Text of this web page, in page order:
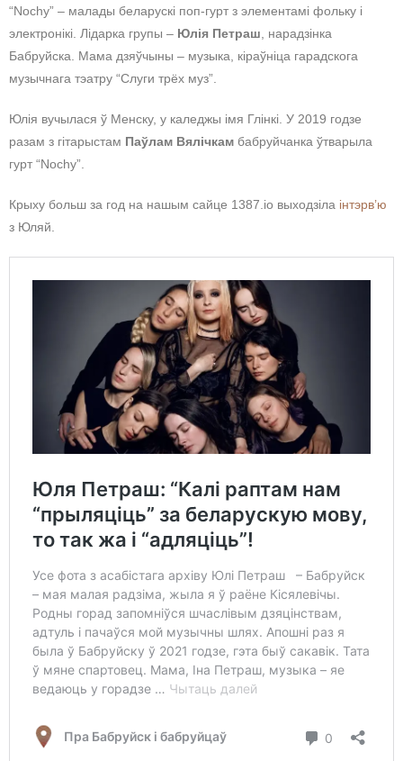
“Nochy” – малады беларускі поп-гурт з элементамі фольку і
электронікі. Лідарка групы – Юлія Петраш , нарадзінка
Бабруйска. Мама дзяўчыны – музыка, кіраўніца гарадскога
музычнага тэатру “Слуги трёх муз”.
Юлія вучылася ў Менску, у каледжы імя Глінкі. У 2019 годзе
разам з гітарыстам Паўлам Вялічкам бабруйчанка ўтварыла
гурт “Nochy”.
Крыху больш за год на нашым сайце 1387.io выходзіла інтэрв’ю
з Юляй.